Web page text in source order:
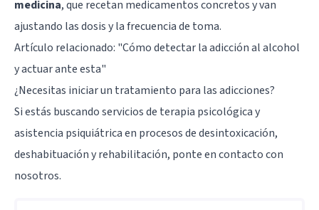
medicina, que recetan medicamentos concretos y van
ajustando las dosis y la frecuencia de toma.
Artículo relacionado: "Cómo detectar la adicción al alcohol
y actuar ante esta"
¿Necesitas iniciar un tratamiento para las adicciones?
Si estás buscando servicios de terapia psicológica y
asistencia psiquiátrica en procesos de desintoxicación,
deshabituación y rehabilitación, ponte en contacto con
nosotros.